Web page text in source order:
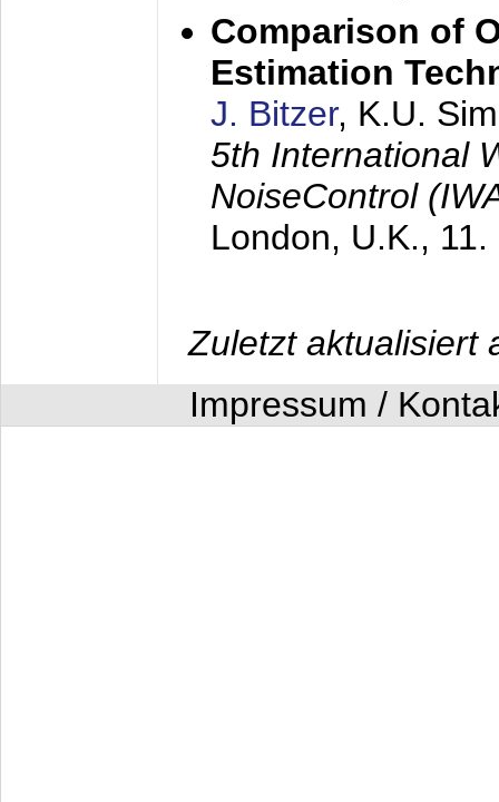
Comparison of
Estimation
J. Bitzer, K.U.
5th International
NoiseControl
London, U.K.,
Zuletzt aktualisiert
Impressum /